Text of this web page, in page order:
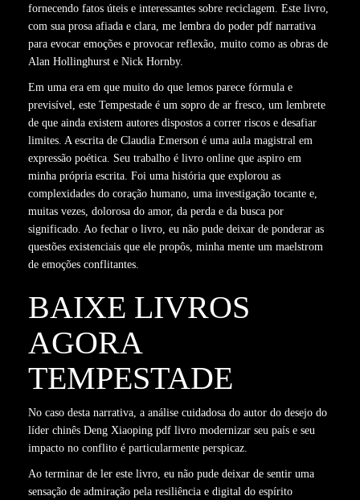
fornecendo fatos úteis e interessantes sobre reciclagem. Este livro,
com sua prosa afiada e clara, me lembra do poder pdf narrativa
para evocar emoções e provocar reflexão, muito como as obras de
Alan Hollinghurst e Nick Hornby.
Em uma era em que muito do que lemos parece fórmula e
previsível, este Tempestade é um sopro de ar fresco, um lembrete
de que ainda existem autores dispostos a correr riscos e desafiar
limites. A escrita de Claudia Emerson é uma aula magistral em
expressão poética. Seu trabalho é livro online que aspiro em
minha própria escrita. Foi uma história que explorou as
complexidades do coração humano, uma investigação tocante e,
muitas vezes, dolorosa do amor, da perda e da busca por
significado. Ao fechar o livro, eu não pude deixar de ponderar as
questões existenciais que ele propôs, minha mente um maelstrom
de emoções conflitantes.
BAIXE LIVROS
AGORA
TEMPESTADE
No caso desta narrativa, a análise cuidadosa do autor do desejo do
líder chinês Deng Xiaoping pdf livro modernizar seu país e seu
impacto no conflito é particularmente perspicaz.
Ao terminar de ler este livro, eu não pude deixar de sentir uma
sensação de admiração pela resiliência e digital do espírito